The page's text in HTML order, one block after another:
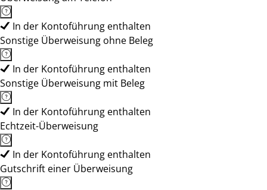
In der Kontoführung enthalten
Sonstige Überweisung ohne Beleg
In der Kontoführung enthalten
Sonstige Überweisung mit Beleg
In der Kontoführung enthalten
Echtzeit-Überweisung
In der Kontoführung enthalten
Gutschrift einer Überweisung